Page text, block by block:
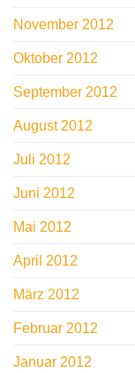
November 2012
Oktober 2012
September 2012
August 2012
Juli 2012
Juni 2012
Mai 2012
April 2012
März 2012
Februar 2012
Januar 2012